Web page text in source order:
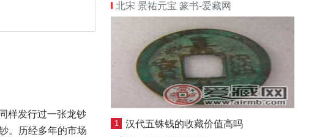
样发行过一张龙钞
。历经多年的市场
北宋 景祐元宝 篆书-爱藏网
1 汉代五铢钱的收藏价值高吗